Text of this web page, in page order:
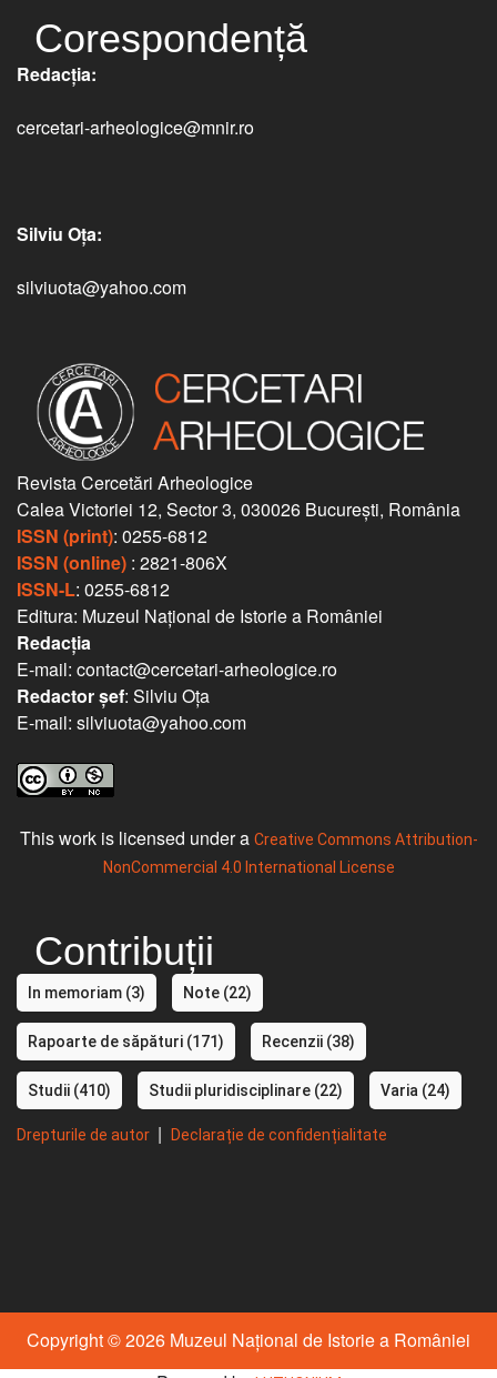
Corespondență
Redacţia:
cercetari-arheologice@mnir.ro
Silviu Oţa:
silviuota@yahoo.com
Revista Cercetări Arheologice
Calea Victoriei 12, Sector 3, 030026 București, România
ISSN (print): 0255-6812
ISSN (online) : 2821-806X
ISSN-L: 0255-6812
Editura: Muzeul Național de Istorie a României
Redacția
E-mail: contact@cercetari-arheologice.ro
Redactor șef: Silviu Oța
E-mail: silviuota@yahoo.com
This work is licensed under a Creative Commons Attribution-
NonCommercial 4.0 International License
Contribuții
In memoriam (3) Note (22)
Rapoarte de săpături (171) Recenzii (38)
Studii (410) Studii pluridisciplinare (22) Varia (24)
Drepturile de autor | Declarație de confidențialitate
Copyright © 2026 Muzeul Național de Istorie a României